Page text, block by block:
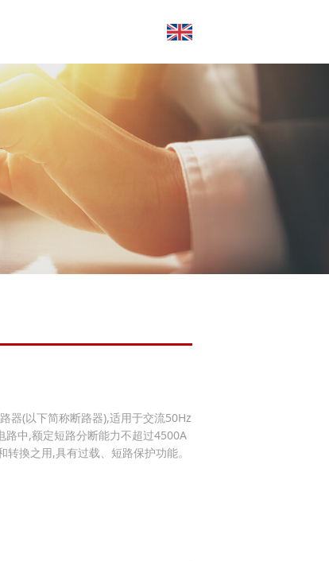
器(以下简称断路器),适用于交流50Hz
路中,额定短路分断能力不超过4500A
換之用,具有过载、短路保护功能。